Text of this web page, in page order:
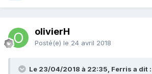
olivierH
Posté(e) le 24 avril 2018
Le 23/04/2018 à 22:35, Ferris a dit :